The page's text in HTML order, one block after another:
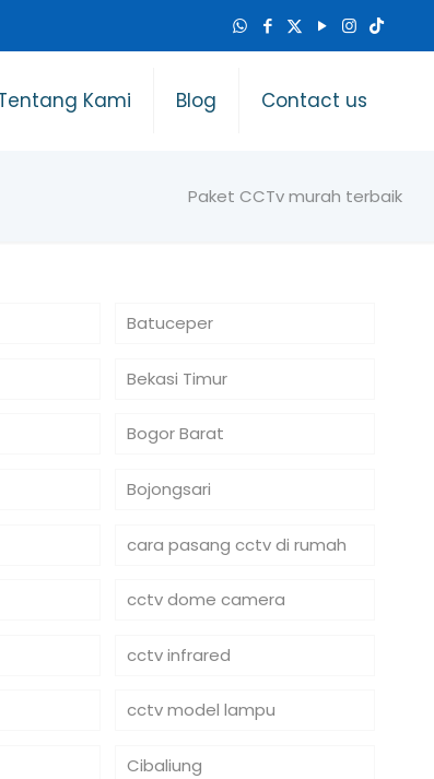
Kami Blog Contact us
Paket CCTv murah terbaik
Batuceper
Bekasi Timur
Bogor Barat
Bojongsari
cara pasang cctv di rumah
cctv dome camera
cctv infrared
cctv model lampu
Cibaliung